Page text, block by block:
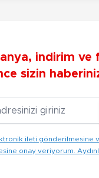
indirim ve
sizin
E-posta
ileti gönderilmesine
onay veriyorum.